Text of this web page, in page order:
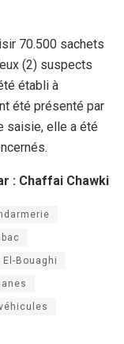
70.500 sachets
(2) suspects
établi à
été présenté par
saisie, elle a été
: Chaffai Chawki
Bouaghi